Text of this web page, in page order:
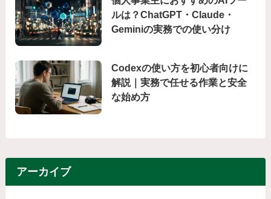
ルは？ChatGPT・Claude・
Geminiの実務での使い分け
Codexの使い方を初心者向けに
解説｜実務で任せる作業と安全
な始め方
アーカイブ